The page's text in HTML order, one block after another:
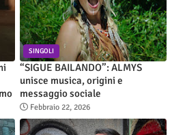
SINGOLI
“SIGUE BAILANDO”: ALMYS
unisce musica, origini e
messaggio sociale
Febbraio 22, 2026